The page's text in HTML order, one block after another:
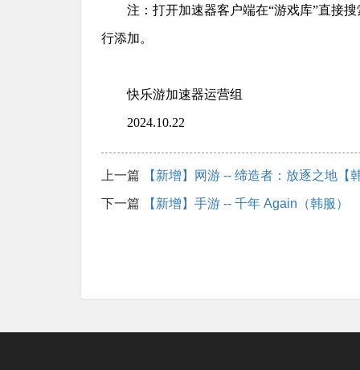
注：打开加速器客户端在“游戏库”直接
行添加。
快乐游加速器运营组
2024.10.22
上一篇 【新增】网游 -- 缔造者：放逐之地【
下一篇 【新增】手游 -- 千年 Again（韩服）